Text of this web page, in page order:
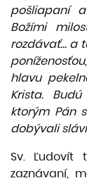
pošliapaní
Božími
rozdávať… a
hlavu
Krista.
ktorým Pán
dobývali
Sv. Ľudovít
zaznávaní,